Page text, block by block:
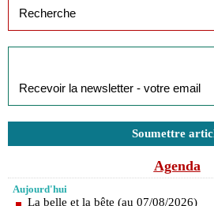
Soumettre
Agenda
Aujourd'hui
La belle et la bête (au 07/08/2026)